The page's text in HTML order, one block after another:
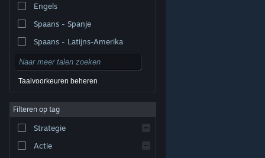
© Valve Corporation. Alle rechten voorbehouden. Alle
handelsmerken zijn eigendom van hun respectieve
Privacybeleid|Juridische informatie
Toegankelijkheid
|
Terugbetalingen
Engels
Spaans - Spanje
Spaans - Latijns-Amerika
Taalvoorkeuren beheren
Filteren op tag
Strategie
Actie